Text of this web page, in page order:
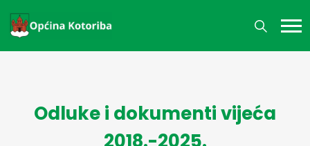
Odluke i dokumenti vijeća